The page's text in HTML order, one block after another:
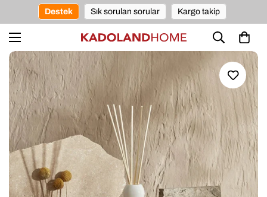
Destek Sık sorulan sorular Kargo takip